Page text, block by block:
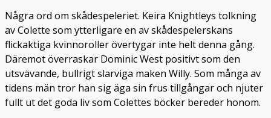
Några ord om skådespeleriet. Keira Knightleys tolkning
av Colette som ytterligare en av skådespelerskans
flickaktiga kvinnoroller övertygar inte helt denna gång.
Däremot överraskar Dominic West positivt som den
utsvävande, bullrigt slarviga maken Willy. Som många av
tidens män tror han sig äga sin frus tillgångar och njuter
fullt ut det goda liv som Colettes böcker bereder honom.